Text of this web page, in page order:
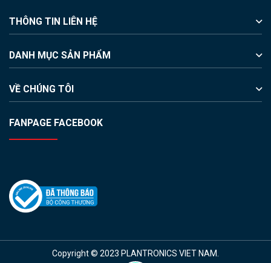
THÔNG TIN LIÊN HỆ
DANH MỤC SẢN PHẨM
VỀ CHÚNG TÔI
FANPAGE FACEBOOK
Copyright © 2023 PLANTRONICS VIET NAM.